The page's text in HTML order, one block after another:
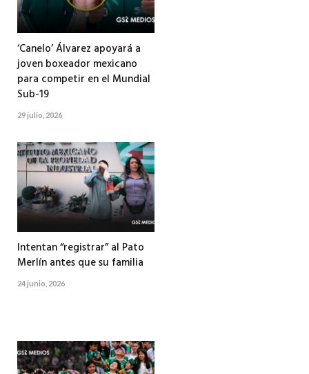
‘Canelo’ Álvarez apoyará a
joven boxeador mexicano
para competir en el Mundial
Sub-19
29 julio, 2026
Intentan “registrar” al Pato
Merlín antes que su familia
24 junio, 2026